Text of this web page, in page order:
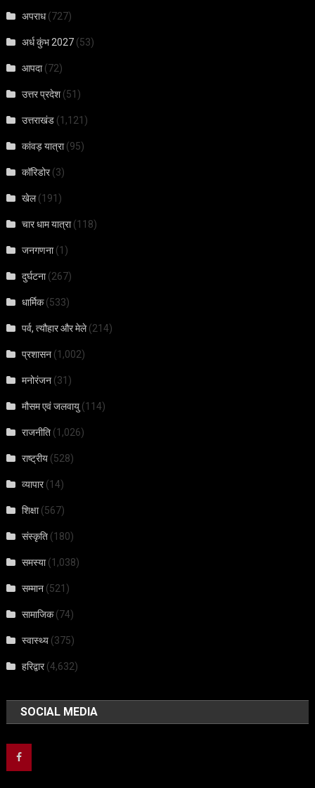
अपराध(727)
अर्ध कुंभ 2027 (53)
आपदा(72)
उत्तर प्रदेश (51)
उत्तराखंड (1,121)
कांवड़ यात्रा(95)
कॉरिडोर(3)
खेल(191)
चार धाम यात्रा(118)
जनगणना(1)
दुर्घटना(267)
धार्मिक(533)
पर्व, त्यौहार और मेले(214)
प्रशासन (1,002)
मनोरंजन (31)
मौसम एवं जलवायु (114)
राजनीति (1,026)
राष्ट्रीय (528)
व्यापार(14)
शिक्षा(567)
संस्कृति (180)
समस्या(1,038)
सम्मान (521)
सामाजिक(74)
स्वास्थ्य (375)
हरिद्वार(4,632)
SOCIAL MEDIA